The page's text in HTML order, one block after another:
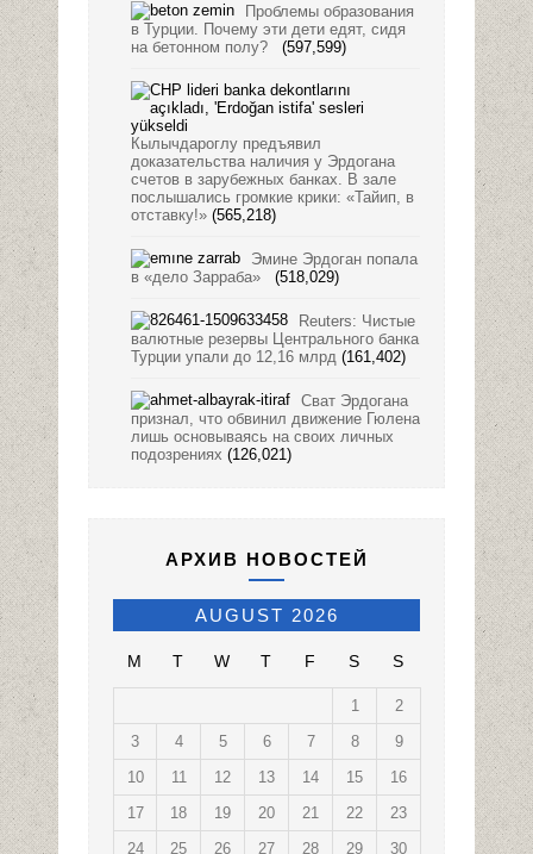
Проблемы образования
в Турции. Почему эти дети едят, сидя
на бетонном полу?
(597,599)
Кылычдароглу предъявил
доказательства наличия у Эрдогана
счетов в зарубежных банках. В зале
послышались громкие крики: «Тайип, в
отставку!» (565,218)
Эмине Эрдоган попала
в «дело Зарраба»
(518,029)
Reuters: Чистые
валютные резервы Центрального банка
Турции упали до 12,16 млрд (161,402)
Сват Эрдогана
признал, что обвинил движение Гюлена
лишь основываясь на своих личных
подозрениях (126,021)
АРХИВ НОВОСТЕЙ
AUGUST 2026
M T W T F S S
1
2
3
4 5 6 7 8
9
10
11 12 13 14 15
16
17
18 19 20 21 22
23
24
25 26 27 28 29
30